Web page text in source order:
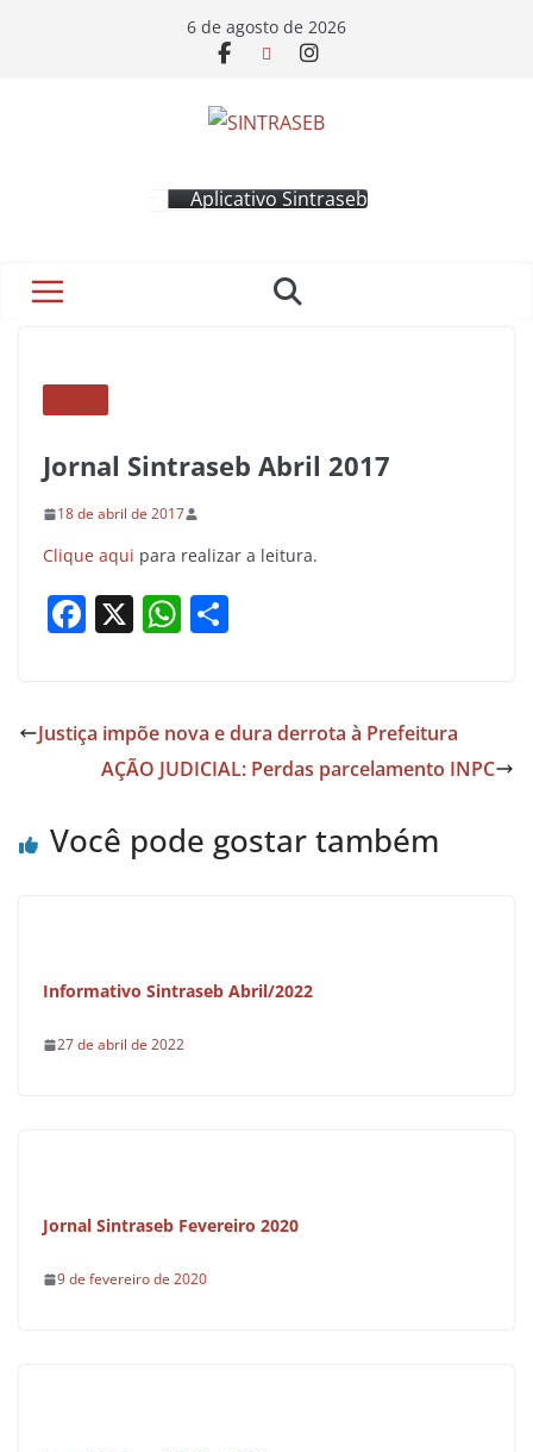
6 de agosto de 2026
Aplicativo Sintraseb
Jornal Sintraseb Abril 2017
18 de abril de 2017
Clique aqui para realizar a leitura.
F
e
b
o
X W
s
A
p
e
Justiça impõe nova e dura derrota à Prefeitura
AÇÃO JUDICIAL: Perdas parcelamento INPC
Você pode gostar também
Informativo Sintraseb Abril/2022
27 de abril de 2022
Jornal Sintraseb Fevereiro 2020
9 de fevereiro de 2020